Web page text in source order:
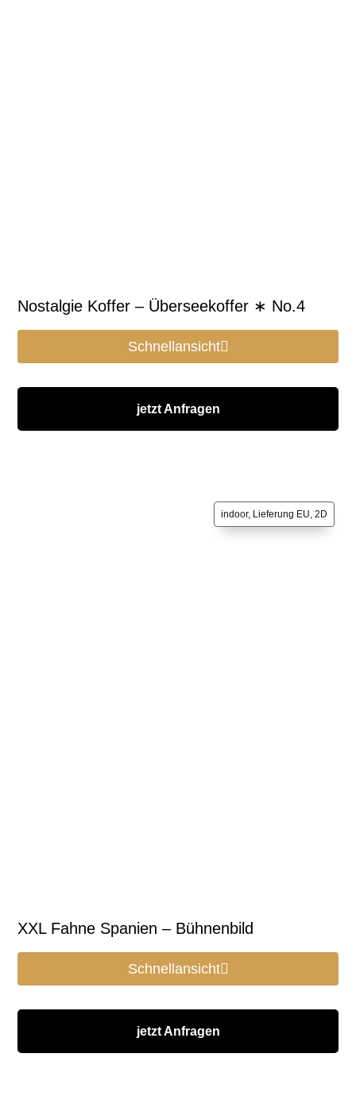
Nostalgie Koffer – Überseekoffer ∗ No.4
Schnellansicht
jetzt Anfragen
indoor, Lieferung EU, 2D
XXL Fahne Spanien – Bühnenbild
Schnellansicht
jetzt Anfragen